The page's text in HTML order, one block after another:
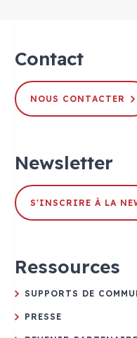
Contact
NOUS CONTACTER
Newsletter
S'INSCRIRE À LA
Ressources
SUPPORTS DE
PRESSE